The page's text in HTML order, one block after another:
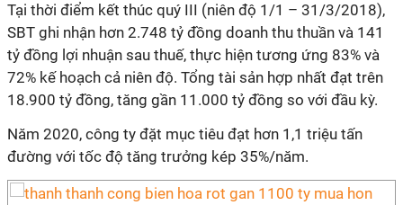
Tại thời điểm kết thúc quý III (niên độ 1/1 – 31/3/2018),
SBT ghi nhận hơn 2.748 tỷ đồng doanh thu thuần và 141
tỷ đồng lợi nhuận sau thuế, thực hiện tương ứng 83% và
72% kế hoạch cả niên độ. Tổng tài sản hợp nhất đạt trên
18.900 tỷ đồng, tăng gần 11.000 tỷ đồng so với đầu kỳ.
Năm 2020, công ty đặt mục tiêu đạt hơn 1,1 triệu tấn
đường với tốc độ tăng trưởng kép 35%/năm.